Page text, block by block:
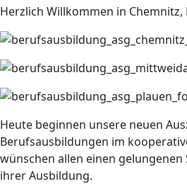
Herzlich Willkommen in
Heute beginnen unsere neuen
Berufsausbildungen im
wünschen allen einen
ihrer Ausbildung.